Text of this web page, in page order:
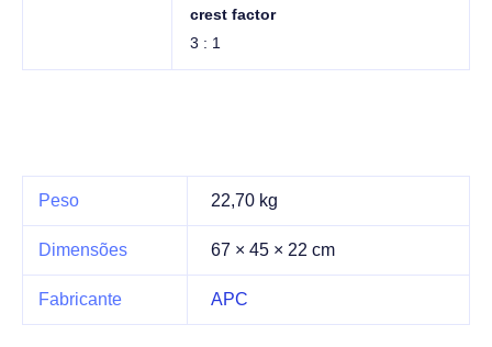
crest factor
3 : 1
Peso 22,70 kg
Dimensões 67 × 45 × 22 cm
Fabricante APC